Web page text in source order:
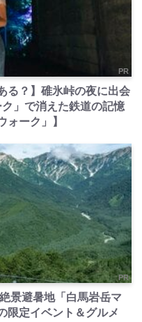
PR
る？】碓氷峠の夜に出会
」で消えた鉄道の記憶
ォーク」】
PR
景避暑地「白馬岩岳マ
限定イベント＆グルメ